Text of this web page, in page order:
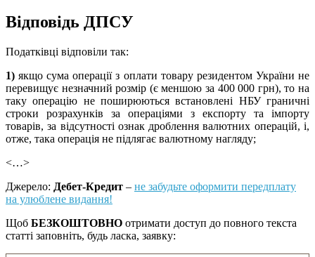
Відповідь ДПСУ
Податківці відповіли так:
1) якщо сума операції з оплати товару резидентом України не
перевищує незначний розмір (є меншою за 400 000 грн), то на
таку операцію не поширюються встановлені НБУ граничні
строки розрахунків за операціями з експорту та імпорту
товарів, за відсутності ознак дроблення валютних операцій, і,
отже, така операція не підлягає валютному нагляду;
<…>
Джерело: Дебет-Кредит – не забудьте оформити передплату
на улюблене видання!
Щоб БЕЗКОШТОВНО отримати доступ до повного текста
статті заповніть, будь ласка, заявку: